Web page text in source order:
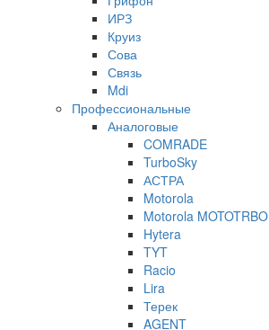
ИРЗ
Круиз
Сова
Связь
Mdi
Профессиональные
Аналоговые
COMRADE
TurboSky
АСТРА
Motorola
Motorola MOTOTRBO
Hytera
TYT
Racio
Lira
Терек
AGENT